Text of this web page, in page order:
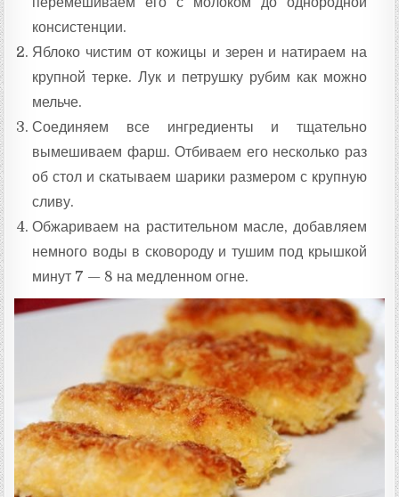
консистенции.
Яблоко чистим от кожицы и зерен и натираем на
крупной терке. Лук и петрушку рубим как можно
мельче.
Соединяем все ингредиенты и тщательно
вымешиваем фарш. Отбиваем его несколько раз
об стол и скатываем шарики размером с крупную
сливу.
Обжариваем на растительном масле, добавляем
немного воды в сковороду и тушим под крышкой
минут 7 — 8 на медленном огне.